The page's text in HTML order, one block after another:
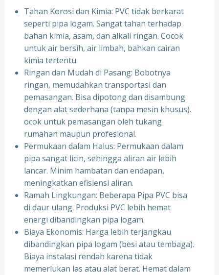
Tahan Korosi dan Kimia: PVC tidak berkarat
seperti pipa logam. Sangat tahan terhadap
bahan kimia, asam, dan alkali ringan. Cocok
untuk air bersih, air limbah, bahkan cairan
kimia tertentu.
Ringan dan Mudah di Pasang: Bobotnya
ringan, memudahkan transportasi dan
pemasangan. Bisa dipotong dan disambung
dengan alat sederhana (tanpa mesin khusus).
ocok untuk pemasangan oleh tukang
rumahan maupun profesional.
Permukaan dalam Halus: Permukaan dalam
pipa sangat licin, sehingga aliran air lebih
lancar. Minim hambatan dan endapan,
meningkatkan efisiensi aliran.
Ramah Lingkungan: Beberapa Pipa PVC bisa
di daur ulang. Produksi PVC lebih hemat
energi dibandingkan pipa logam.
Biaya Ekonomis: Harga lebih terjangkau
dibandingkan pipa logam (besi atau tembaga).
Biaya instalasi rendah karena tidak
memerlukan las atau alat berat. Hemat dalam